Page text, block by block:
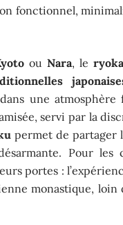
fonctionnel,
ouNara, le
une atmosphère
servi par la
permet de partager
Pour les
portes :
monastique, loin